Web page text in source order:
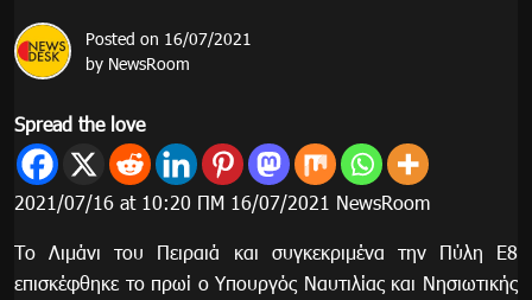
Posted on 16/07/2021
by NewsRoom
Spread the love
2021/07/16 at 10:20 ΠΜ 16/07/2021 NewsRoom
Tο Λιμάνι του Πειραιά και συγκεκριμένα την Πύλη Ε8
επισκέφθηκε το πρωί ο Υπουργός Ναυτιλίας και Νησιωτικής